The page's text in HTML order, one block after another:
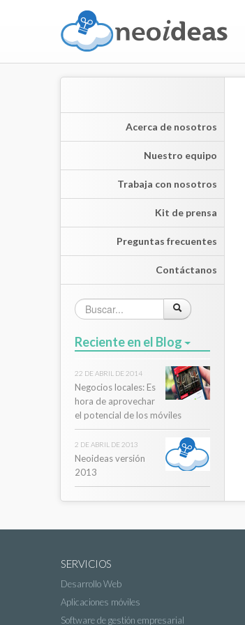
Acerca de nosotros
Nuestro equipo
Trabaja con nosotros
Kit de prensa
Preguntas frecuentes
Contáctanos
Reciente en el Blog
22 DE ABRIL DE 2014
Negocios locales: Es
hora de aprovechar
el potencial de los móviles
2 DE ABRIL DE 2013
Neoideas versión
2013
SERVICIOS
Desarrollo Web
Aplicaciones móviles
Software de gestión empresarial